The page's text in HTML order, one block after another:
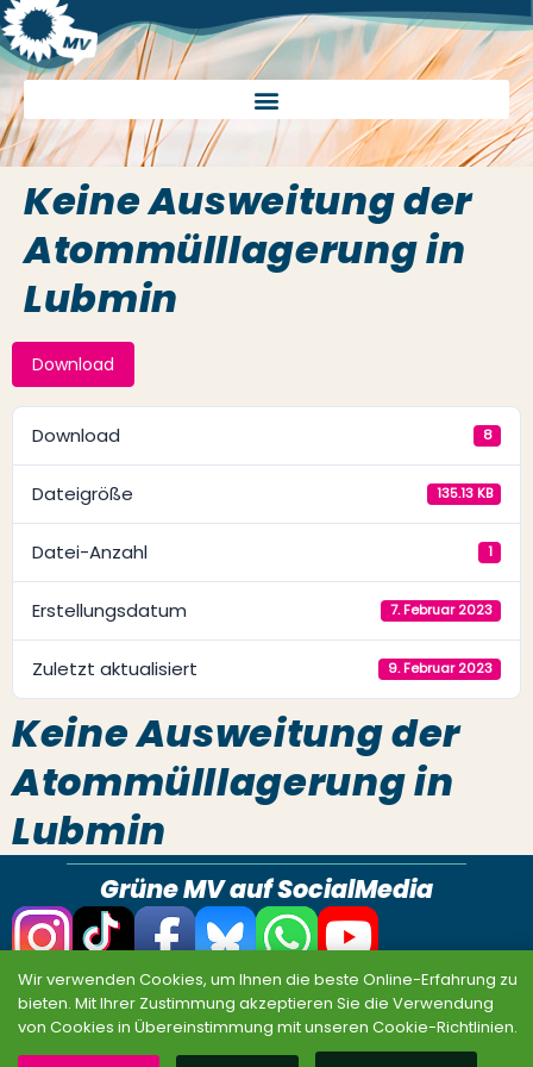
Keine Ausweitung der
Atommülllagerung in
Lubmin
Download
Download 8
Dateigröße 135.13 KB
Datei-Anzahl 1
Erstellungsdatum 7. Februar 2023
Zuletzt aktualisiert 9. Februar 2023
Keine Ausweitung der
Atommülllagerung in
Lubmin
Grüne MV auf SocialMedia
Datenschutz Impressum Sitemap
Wir verwenden Cookies, um Ihnen die beste Online-Erfahrung zu
bieten. Mit Ihrer Zustimmung akzeptieren Sie die Verwendung
von Cookies in Übereinstimmung mit unseren Cookie-Richtlinien.